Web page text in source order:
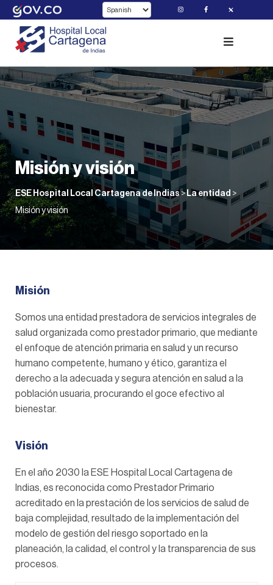
Skip
content
Misión y visión
ESE Hospital Local Cartagena de Indias> La entidad >
Misión y visión
Misión
Somos una entidad prestadora de servicios integrales de
salud organizada como prestador primario, que mediante
el enfoque de atención primaria en salud y un recurso
humano competente, humano y ético, garantiza el
derecho a la adecuada y segura atención en salud a la
población usuaria, procurando el goce efectivo al
bienestar.
Visión
En el año 2030 la ESE Hospital Local Cartagena de
Indias, es reconocida como Prestador Primario
acreditado en la prestación de los servicios de salud de
baja complejidad, resultado de la implementación del
modelo de gestión del riesgo soportado en la
planeación, la calidad, el control y la transparencia de sus
procesos.